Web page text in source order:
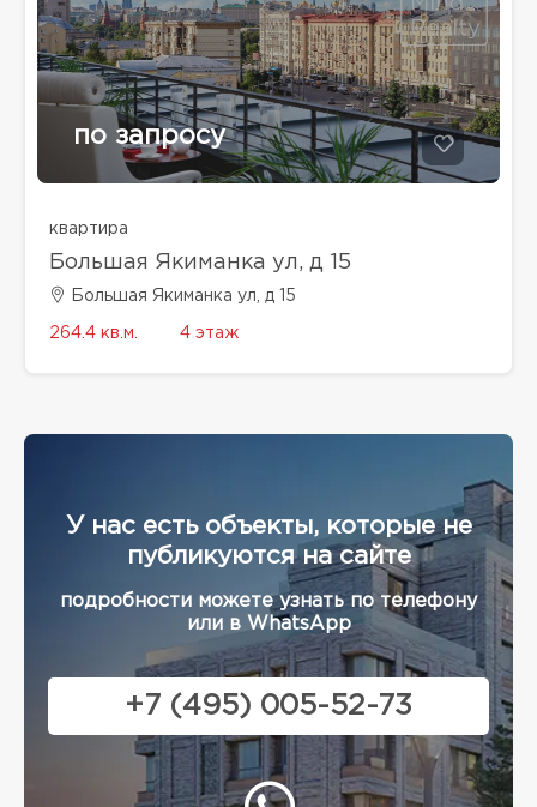
по запросу
квартира
Большая Якиманка ул, д 15
Большая Якиманка ул, д 15
264.4 кв.м. 4 этаж
У нас есть объекты, которые не
публикуются на сайте
подробности можете узнать по телефону
или в WhatsApp
+7 (495) 005-52-73